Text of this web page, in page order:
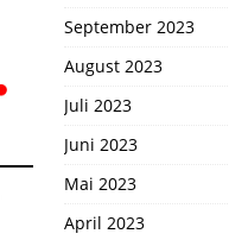
September 2023
August 2023
Juli 2023
Juni 2023
Mai 2023
April 2023